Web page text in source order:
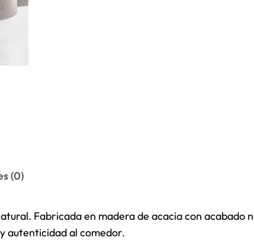
(0)
Fabricada en madera de acacia con acabado
autenticidad al comedor.